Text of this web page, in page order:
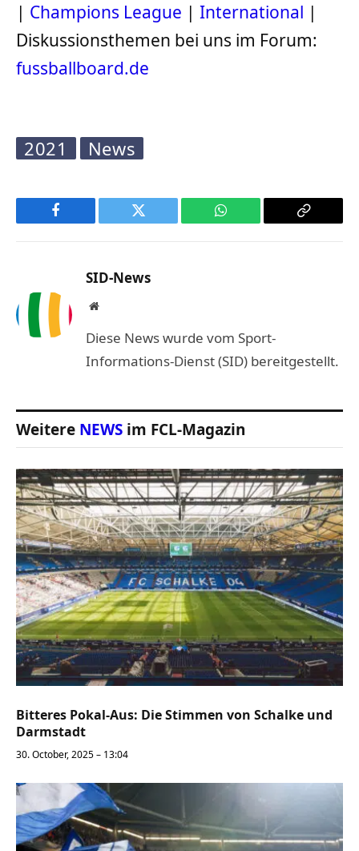
| Champions League | International |
Diskussionsthemen bei uns im Forum:
fussballboard.de
2021 News
Facebook Twitter WhatsApp
Copy
SID-News
Website
Diese News wurde vom Sport-
Informations-Dienst (SID) bereitgestellt.
Weitere NEWS im FCL-Magazin
Bitteres Pokal-Aus: Die Stimmen von Schalke und
Darmstadt
30. October, 2025 – 13:04